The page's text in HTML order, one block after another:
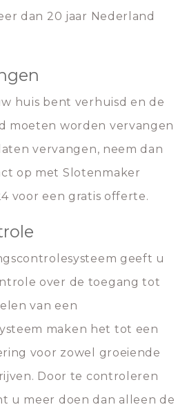
dan 20 jaar Nederland
huis bent verhuisd en de
moeten worden vervangen
vervangen, neem dan
op met Slotenmaker
voor een gratis offerte.
geeft u
over de toegang tot
van een
maken het tot een
voor zowel groeiende
Door te controleren
u meer doen dan alleen de